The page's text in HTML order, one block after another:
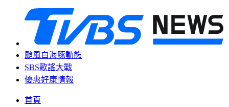
颱風白海豚動態
SBS歌謠大戰
優惠好康情報
首頁